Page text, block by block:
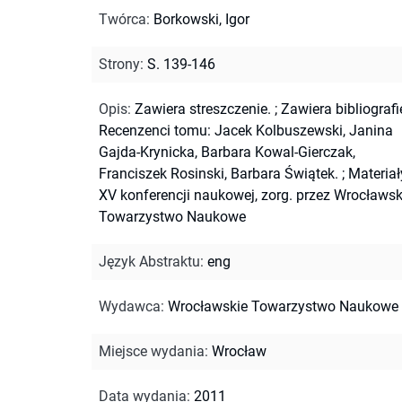
Twórca: Borkowski, Igor
Strony: S. 139-146
Opis: Zawiera streszczenie. ; Zawiera
Recenzenci tomu: Jacek Kolbuszewski, Janina
Gajda-Krynicka, Barbara Kowal-Gierczak,
Franciszek Rosinski, Barbara Świątek. ;
XV konferencji naukowej, zorg. przez
Towarzystwo Naukowe
Język Abstraktu: eng
Wydawca: Wrocławskie Towarzystwo Naukowe
Miejsce wydania: Wrocław
Data wydania: 2011